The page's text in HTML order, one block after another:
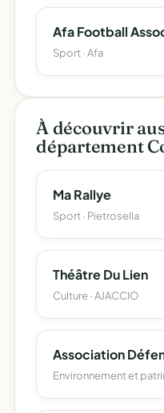
Afa Football
Sport · Afa
À découvrir
département
Ma Rallye
Sport · Pietrosella
Théâtre Du Lien
Culture · AJACCIO
Association
Environnement et